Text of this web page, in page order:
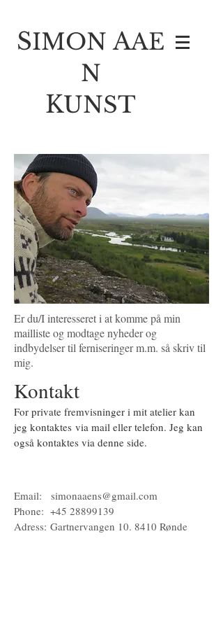
SIMONAAE
N
KUNST
Er du/I interesseret i at komme på min
mailliste og modtage nyheder og
indbydelser til ferniseringer m.m. så skriv til
mig.
Kontakt
For private fremvisninger i mit atelier kan
jeg kontaktes via mail eller telefon. Jeg kan
også kontaktes via denne side.
Email: simonaaens@gmail.com
Phone: +45 28899139
Adress: Gartnervangen 10. 8410 Rønde